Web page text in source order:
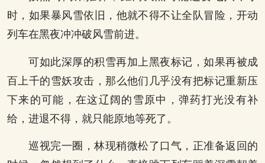
时，如果暴风雪依旧，他就不得不让全队冒险，开动
列车在黑夜冲冲破风雪前进。
可如此深厚的积雪再加上黑夜标记，如果再被成
百上千的雪妖攻击，那么他们几乎没有把标记重新压
下来的可能，在这辽阔的雪原中，弹药打光没有补
给，进退不得，就只能原地等死了。
巡视完一圈，林现稍微松了口气，正准备返回的